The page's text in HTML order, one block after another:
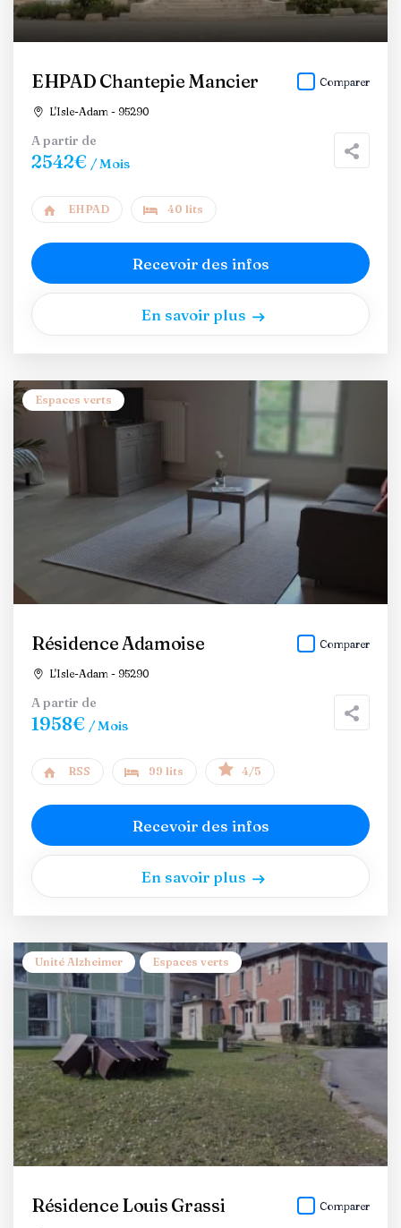
EHPAD Chantepie Mancier
L'Isle-Adam - 95290
Comparer
A partir de
2542€ / Mois
EHPAD 40 lits
Recevoir des infos
En savoir plus
Espaces verts
Résidence Adamoise
L'Isle-Adam - 95290
Comparer
A partir de
1958€ / Mois
RSS 99 lits 4/5
Recevoir des infos
En savoir plus
Unité Alzheimer Espaces verts
Résidence Louis Grassi Comparer